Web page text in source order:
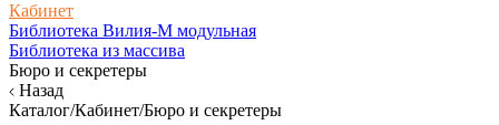
Кабинет
Библиотека Вилия-М модульная
Библиотека из массива
Бюро и секретеры
Назад
Каталог/Кабинет/Бюро и секретеры